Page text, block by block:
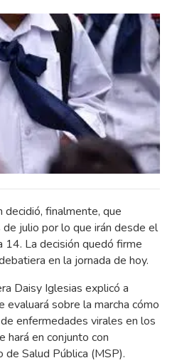
decidió, finalmente, que
julio por lo que irán desde el
La decisión quedó firme
en la jornada de hoy.
Daisy Iglesias explicó a
sobre la marcha cómo
enfermedades virales en los
hará en conjunto con
Salud Pública (MSP).